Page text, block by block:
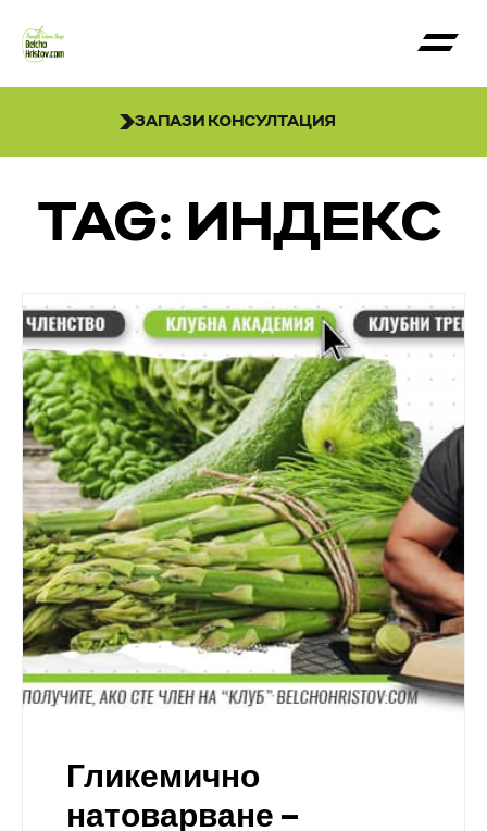
ЗАПАЗИ КОНСУЛТАЦИЯ
TAG: ИНДЕКС
Гликемично
натоварване –